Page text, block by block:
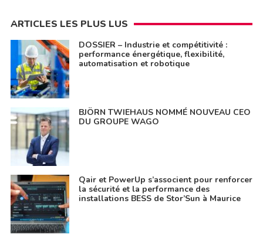
ARTICLES LES PLUS LUS
DOSSIER – Industrie et compétitivité :
performance énergétique, flexibilité,
automatisation et robotique
BJÖRN TWIEHAUS NOMMÉ NOUVEAU CEO
DU GROUPE WAGO
Qair et PowerUp s’associent pour renforcer
la sécurité et la performance des
installations BESS de Stor’Sun à Maurice